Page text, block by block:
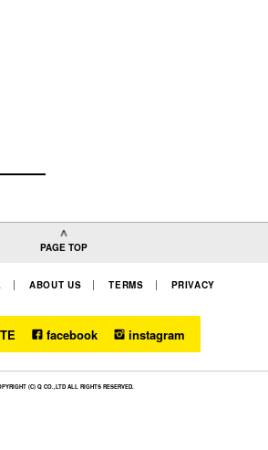
PAGE TOP
ABOUT US TERMS PRIVACY
facebook instagram
(C) Q CO.,LTD ALL RIGHTS RESERVED.